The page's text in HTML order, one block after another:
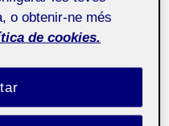
de los usuarios
pues todo el proceso
y necesidades. Se
la aplicación se
salas y público- y
y necesidades de
o obtenir-ne més
de cookies.